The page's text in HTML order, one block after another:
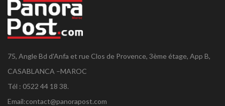
75, Angle Bd d'Anfa et rue Clos de Provence, 3ème étage, App B,
CASABLANCA –MAROC
Tél : 0522 44 18 38.
Email:contact@panorapost.com